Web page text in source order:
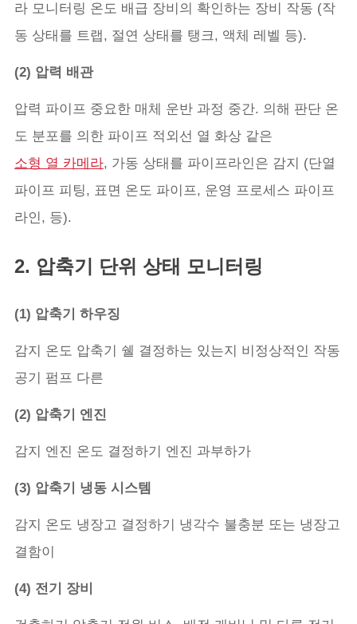
라 모니터링 온도 배급 장비의 확인하는 장비 작동 (작
동 상태를 트랩, 절연 상태를 탱크, 액체 레벨 등).
(2) 압력 배관
압력 파이프 중요한 매체 운반 과정 중간. 의해 판단 온
도 분포를 의한 파이프 적외선 열 화상 같은
소형 열 카메라, 가동 상태를 파이프라인은 감지 (단열
파이프 피팅, 표면 온도 파이프, 운영 프로세스 파이프
라인, 등).
2. 압축기 단위 상태 모니터링
(1) 압축기 하우징
감지 온도 압축기 쉘 결정하는 있는지 비정상적인 작동
공기 펌프 다른
(2) 압축기 엔진
감지 엔진 온도 결정하기 엔진 과부하가
(3) 압축기 냉동 시스템
감지 온도 냉장고 결정하기 냉각수 불충분 또는 냉장고
결함이
(4) 전기 장비